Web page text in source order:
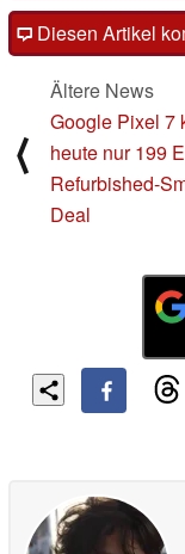
Diesen Artikel
⟨
Ältere News
Google Pixel 7
heute nur 199
Refurbished-
Deal